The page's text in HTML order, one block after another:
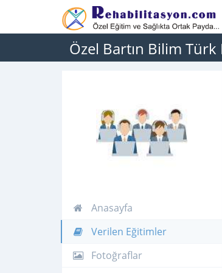
Özel Bartın Bilim
Anasayfa
Verilen Eğitimler
Fotoğraflar